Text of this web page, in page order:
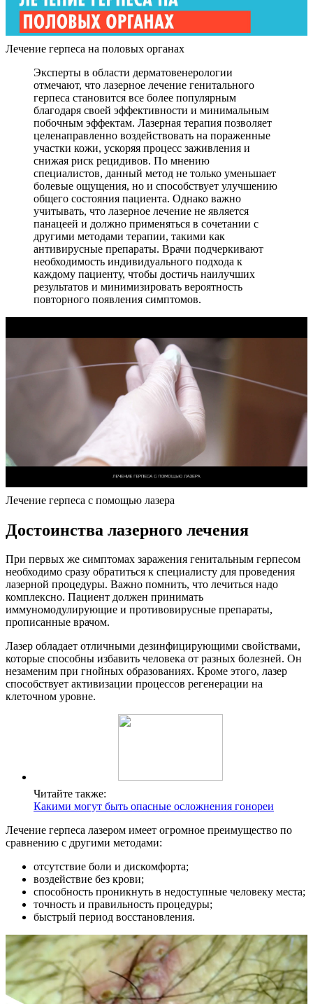
Лечение герпеса на половых органах
Эксперты в области дерматовенерологии
отмечают, что лазерное лечение генитального
герпеса становится все более популярным
благодаря своей эффективности и минимальным
побочным эффектам. Лазерная терапия позволяет
целенаправленно воздействовать на пораженные
участки кожи, ускоряя процесс заживления и
снижая риск рецидивов. По мнению
специалистов, данный метод не только уменьшает
болевые ощущения, но и способствует улучшению
общего состояния пациента. Однако важно
учитывать, что лазерное лечение не является
панацеей и должно применяться в сочетании с
другими методами терапии, такими как
антивирусные препараты. Врачи подчеркивают
необходимость индивидуального подхода к
каждому пациенту, чтобы достичь наилучших
результатов и минимизировать вероятность
повторного появления симптомов.
Лечение герпеса с помощью лазера
Достоинства лазерного лечения
При первых же симптомах заражения генитальным герпесом
необходимо сразу обратиться к специалисту для проведения
лазерной процедуры. Важно помнить, что лечиться надо
комплексно. Пациент должен принимать
иммуномодулирующие и противовирусные препараты,
прописанные врачом.
Лазер обладает отличными дезинфицирующими свойствами,
которые способны избавить человека от разных болезней. Он
незаменим при гнойных образованиях. Кроме этого, лазер
способствует активизации процессов регенерации на
клеточном уровне.
Читайте также:
Какими могут быть опасные осложнения гонореи
Лечение герпеса лазером имеет огромное преимущество по
сравнению с другими методами:
отсутствие боли и дискомфорта;
воздействие без крови;
способность проникнуть в недоступные человеку места;
точность и правильность процедуры;
быстрый период восстановления.